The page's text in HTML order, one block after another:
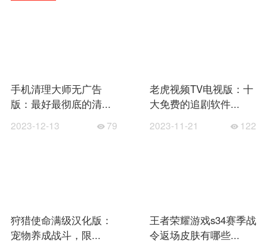
手机清理大师无广告
版：最好最彻底的清...
2023-12-13 79
老虎视频TV电视版：十
大免费的追剧软件...
2023-11-21 122
狩猎使命满级汉化版：
宠物养成战斗，限...
王者荣耀游戏s34赛季战
令返场皮肤有哪些...